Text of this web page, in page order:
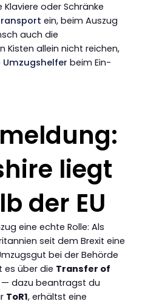
oder Schränke
ein, beim Auszug
auch die
Kisten allein nicht reichen,
Umzugshelfer beim Ein-
liegt
der EU
eine echte Rolle: Als
seit dem Brexit eine
bei der Behörde
es über die Transfer of
— dazu beantragst du
ToR1, erhältst eine